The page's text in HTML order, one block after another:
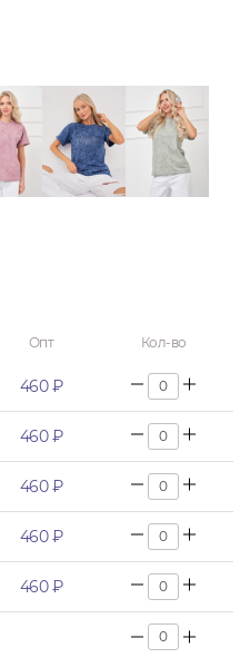
Опт Кол-во
460 ₽
460 ₽
460 ₽
460 ₽
460 ₽